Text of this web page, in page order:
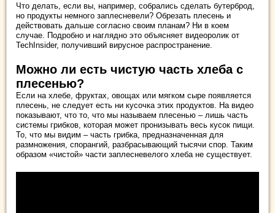
Что делать, если вы, например, собрались сделать бутерброд,
но продукты немного заплесневели? Обрезать плесень и
действовать дальше согласно своим планам? Ни в коем
случае. Подробно и наглядно это объясняет видеоролик от
TechInsider, получивший вирусное распространение.
Можно ли есть чистую часть хлеба с
плесенью?
Если на хлебе, фруктах, овощах или мягком сыре появляется
плесень, не следует есть ни кусочка этих продуктов. На видео
показывают, что то, что мы называем плесенью – лишь часть
системы грибков, которая может пронизывать весь кусок пищи.
То, что мы видим – часть грибка, предназначенная для
размножения, спорангий, разбрасывающий тысячи спор. Таким
образом «чистой» части заплесневелого хлеба не существует.